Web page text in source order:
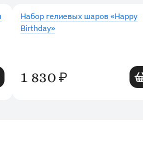
в корзину
Набор гелиевых шаров «Happy
Birthday»
1 830 ₽